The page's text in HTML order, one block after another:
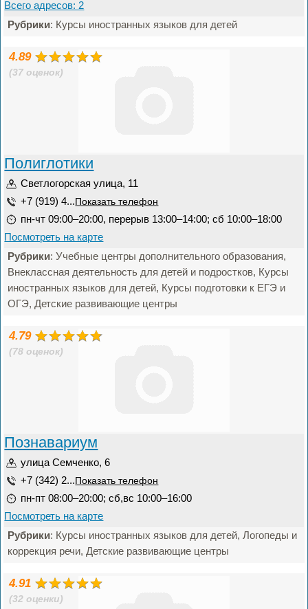
Всего адресов: 2
Рубрики: Курсы иностранных языков для детей
4.89
(37 оценок)
Полиглотики
Светлогорская улица, 11
+7 (919) 4... Показать телефон
пн-чт 09:00–20:00, перерыв 13:00–14:00; сб 10:00–18:00
Посмотреть на карте
Рубрики: Учебные центры дополнительного образования,
Внеклассная деятельность для детей и подростков, Курсы
иностранных языков для детей, Курсы подготовки к ЕГЭ и
ОГЭ, Детские развивающие центры
4.79
(78 оценок)
Познавариум
улица Семченко, 6
+7 (342) 2... Показать телефон
пн-пт 08:00–20:00; сб,вс 10:00–16:00
Посмотреть на карте
Рубрики: Курсы иностранных языков для детей, Логопеды и
коррекция речи, Детские развивающие центры
4.91
(32 оценки)